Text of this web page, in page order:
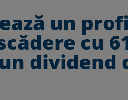
un
cu
dividend